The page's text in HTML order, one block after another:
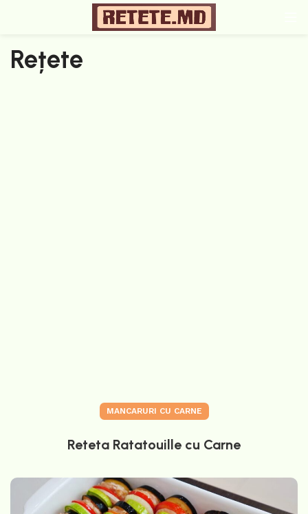
Rețete
MANCARURI CU CARNE
Reteta Ratatouille cu Carne